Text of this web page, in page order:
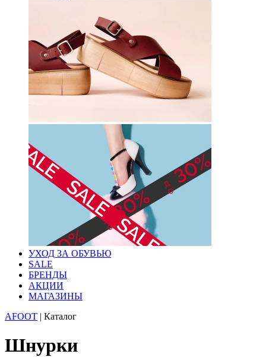
УХОД ЗА ОБУВЬЮ
SALE
БРЕНДЫ
АКЦИИ
МАГАЗИНЫ
AFOOT | Каталог
Шнурки